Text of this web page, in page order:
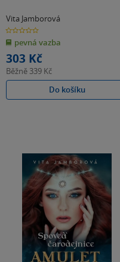
Vita Jamborová
0.0
z
5
hvězdiček
pevná vazba
303 Kč
Běžně 339 Kč
Do košíku